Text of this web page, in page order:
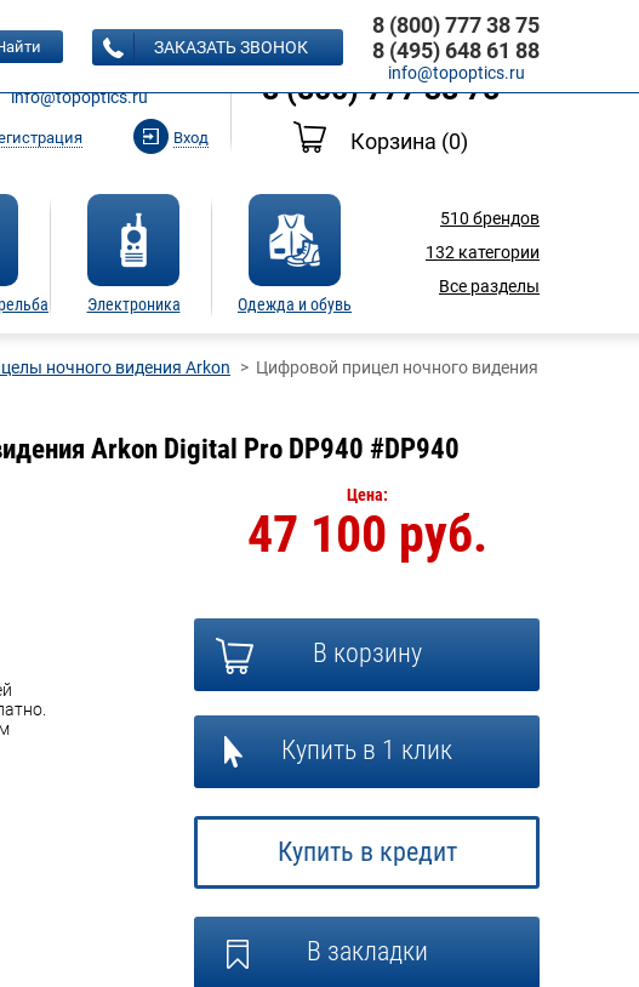
ЗАКАЗАТЬ ЗВОНОК
info@topoptics.ru
Вход
8 (495) 648 61 88
8 (800) 777 38 75
Корзина (0)
Электроника Одежда и обувь
510 брендов
132 категории
Все разделы
ЗАКАЗАТЬ ЗВОНОК
8 (800) 777 38 75
8 (495) 648 61 88
info@topoptics.ru
ночного видения Arkon
Цифровой прицел ночного видения
Arkon Digital Pro DP940 #DP940
Цена:
47 100 руб.
В корзину
Купить в 1 клик
Купить в кредит
В закладки